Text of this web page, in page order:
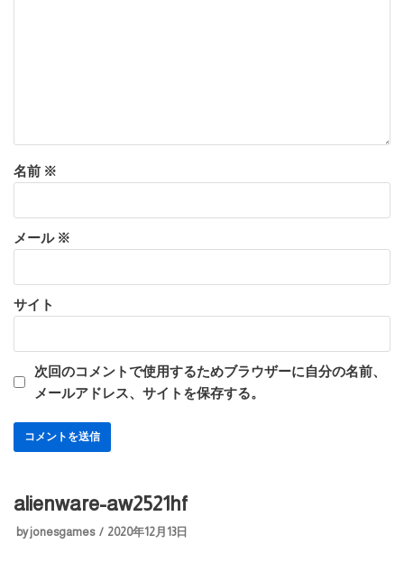
名前 ※
メール ※
サイト
次回のコメントで使用するためブラウザーに自分の名前、
メールアドレス、サイトを保存する。
alienware-aw2521hf
byjonesgames 2020年12月13日